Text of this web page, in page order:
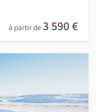
à partir de 3 590 €